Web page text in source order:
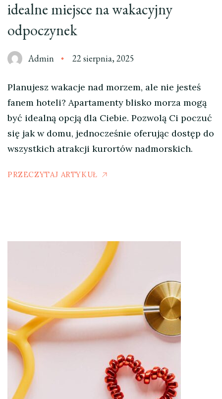
idealne miejsce na wakacyjny
odpoczynek
Admin 22 sierpnia, 2025
Planujesz wakacje nad morzem, ale nie jesteś
fanem hoteli? Apartamenty blisko morza mogą
być idealną opcją dla Ciebie. Pozwolą Ci poczuć
się jak w domu, jednocześnie oferując dostęp do
wszystkich atrakcji kurortów nadmorskich.
PRZECZYTAJ ARTYKUŁ